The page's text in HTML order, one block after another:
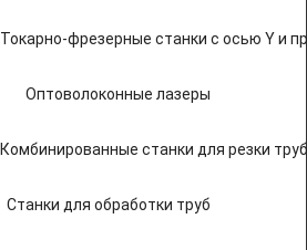
Токарно-фрезерные станки с осью Y и
Оптоволоконные лазеры
Комбинированные станки для резки
Станки для обработки труб